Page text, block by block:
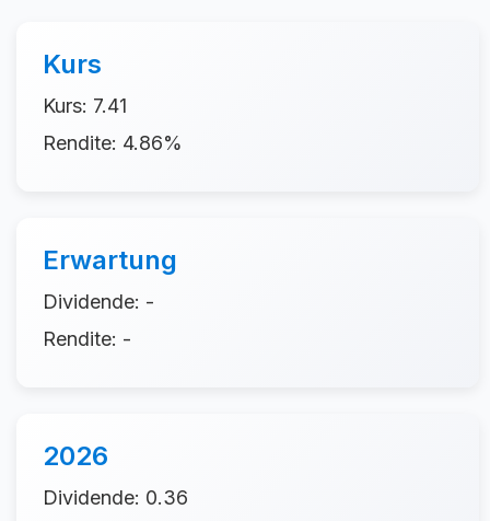
Kurs
Kurs: 7.41
Rendite: 4.86%
Erwartung
Dividende: -
Rendite: -
2026
Dividende: 0.36